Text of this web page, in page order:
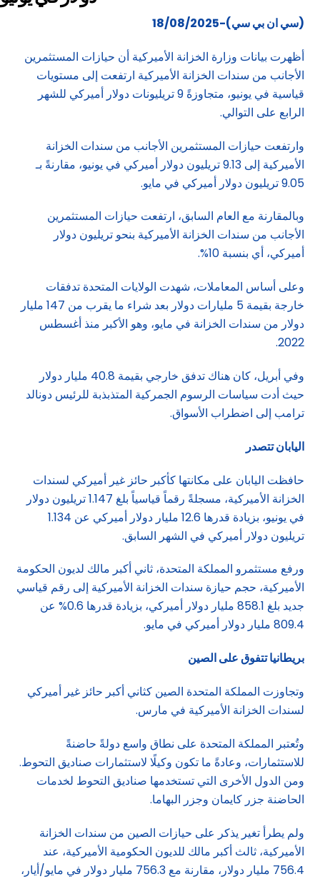
(سي ان بي سي)-18/08/2025
أظهرت بيانات وزارة الخزانة الأميركية أن حيازات المستثمرين
الأجانب من سندات الخزانة الأميركية ارتفعت إلى مستويات
قياسية في يونيو، متجاوزةً 9 تريليونات دولار أميركي للشهر
الرابع على التوالي.
وارتفعت حيازات المستثمرين الأجانب من سندات الخزانة
الأميركية إلى 9.13 تريليون دولار أميركي في يونيو، مقارنةً بـ
9.05 تريليون دولار أميركي في مايو.
وبالمقارنة مع العام السابق، ارتفعت حيازات المستثمرين
الأجانب من سندات الخزانة الأميركية بنحو تريليون دولار
أميركي، أي بنسبة 10%.
وعلى أساس المعاملات، شهدت الولايات المتحدة تدفقات
خارجة بقيمة 5 مليارات دولار بعد شراء ما يقرب من 147 مليار
دولار من سندات الخزانة في مايو، وهو الأكبر منذ أغسطس
2022.
وفي أبريل، كان هناك تدفق خارجي بقيمة 40.8 مليار دولار
حيث أدت سياسات الرسوم الجمركية المتذبذبة للرئيس دونالد
ترامب إلى اضطراب الأسواق.
اليابان تتصدر
حافظت اليابان على مكانتها كأكبر حائز غير أميركي لسندات
الخزانة الأميركية، مسجلةً رقماً قياسياً بلغ 1.147 تريليون دولار
في يونيو، بزيادة قدرها 12.6 مليار دولار أميركي عن 1.134
تريليون دولار أميركي في الشهر السابق.
ورفع مستثمرو المملكة المتحدة، ثاني أكبر مالك لديون الحكومة
الأميركية، حجم حيازة سندات الخزانة الأميركية إلى رقم قياسي
جديد بلغ 858.1 مليار دولار أميركي، بزيادة قدرها 0.6% عن
809.4 مليار دولار أميركي في مايو.
بريطانيا تتفوق على الصين
وتجاوزت المملكة المتحدة الصين كثاني أكبر حائز غير أميركي
لسندات الخزانة الأميركية في مارس.
وتُعتبر المملكة المتحدة على نطاق واسع دولةً حاضنةً
للاستثمارات، وعادةً ما تكون وكيلًا لاستثمارات صناديق التحوط.
ومن الدول الأخرى التي تستخدمها صناديق التحوط لخدمات
الحاضنة جزر كايمان وجزر البهاما.
ولم يطرأ تغير يذكر على حيازات الصين من سندات الخزانة
الأميركية، ثالث أكبر مالك للديون الحكومية الأميركية، عند
756.4 مليار دولار، مقارنة مع 756.3 مليار دولار في مايو/أيار،